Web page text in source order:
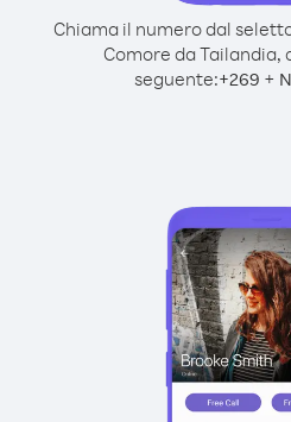
Chiama il numero dal
Comore da Tailandia,
seguente:+269 +